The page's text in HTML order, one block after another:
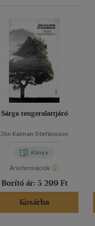
Sárga tengeralattjáró
Jón Kalman Stefánsson
Könyv
Árinformációk
Borító ár: 5 299 Ft
Kosárba